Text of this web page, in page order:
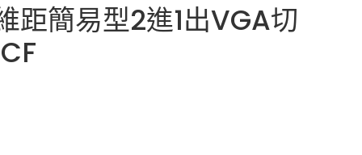
距簡易型2進1出VGA切